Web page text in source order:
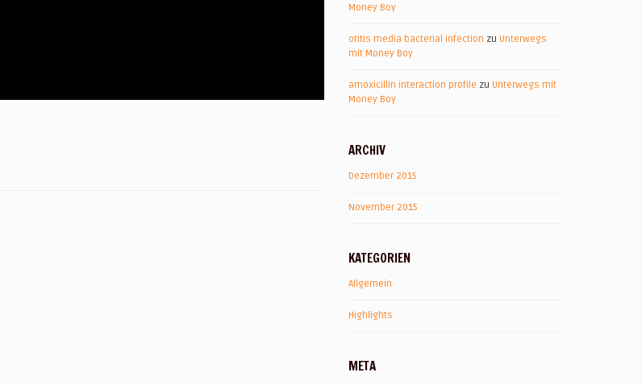
Money Boy
otitis media bacterial infection zu Unterwegs
mit Money Boy
amoxicillin interaction profile zu Unterwegs mit
Money Boy
ARCHIV
Dezember 2015
November 2015
KATEGORIEN
Allgemein
Highlights
META